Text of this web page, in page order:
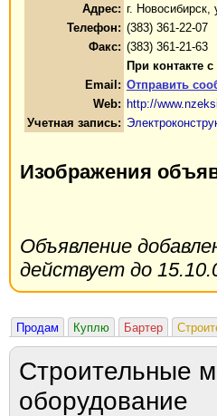
Адрес: г.
Телефон: (383) 361-22-07
Факс: (383) 361-21-63
При контакте
Email: Отправить
Web: http://
Учетная запись:
Изображения
Объявление
действует до
Продам Куплю Бартер
Строительные
оборудование